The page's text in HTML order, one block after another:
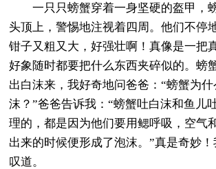
一只只螃蟹穿着一身坚硬的盔甲，
头顶上，警惕地注视着四周。他们不停
钳子又粗又大，好强壮啊！真像是一把
好象随时都要把什么东西夹碎似的。螃
出白沫来，我好奇地问爸爸：“螃蟹为什
沫？”爸爸告诉我：“螃蟹吐白沫和鱼儿
理的，都是因为他们要用鳃呼吸，空气
出来的时候便形成了泡沫。”真是奇妙
叹道。